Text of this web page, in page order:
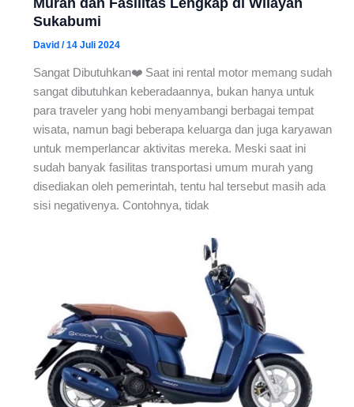
Sukabumi
David /14 Juli 2024
Sangat Dibutuhkan❤️ Saat ini rental motor memang sudah
sangat dibutuhkan keberadaannya, bukan hanya untuk
para traveler yang hobi menyambangi berbagai tempat
wisata, namun bagi beberapa keluarga dan juga karyawan
untuk memperlancar aktivitas mereka. Meski saat ini
sudah banyak fasilitas transportasi umum murah yang
disediakan oleh pemerintah, tentu hal tersebut masih ada
sisi negativenya. Contohnya, tidak